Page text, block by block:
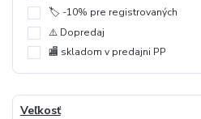
🏷️ -10% pre registrovaných
⚠️ Dopredaj
🏬 skladom v predajni PP
Veľkosť